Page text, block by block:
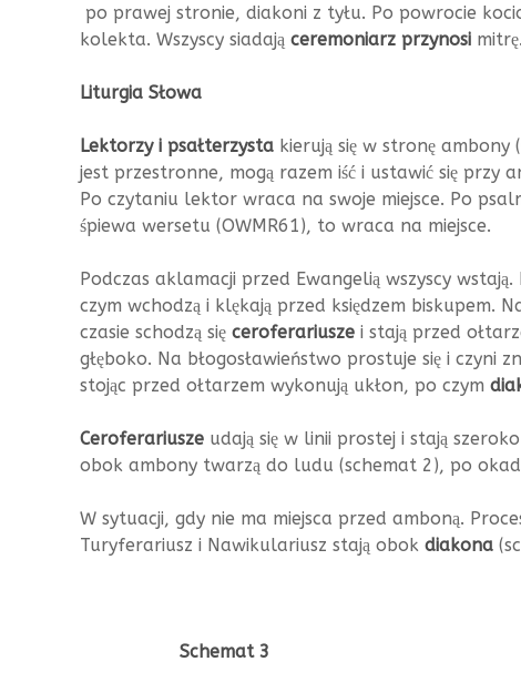
po prawej stronie, diakoni z tyłu. Po powrocie
kolekta. Wszyscy siadają ceremoniarz przynosi mitrę.
Liturgia Słowa
Lektorzy i psałterzysta kierują się w stronę ambony
jest przestronne, mogą razem iść i ustawić się przy
Po czytaniu lektor wraca na swoje miejsce. Po
śpiewa wersetu (OWMR61), to wraca na miejsce.
Podczas aklamacji przed Ewangelią wszyscy
czym wchodzą i klękają przed księdzem biskupem.
czasie schodzą się ceroferariusze i stają przed
głęboko. Na błogosławieństwo prostuje się i czyni
stojąc przed ołtarzem wykonują ukłon, po czym
Ceroferariusze udają się w linii prostej i stają
obok ambony twarzą do ludu (schemat 2), po
W sytuacji, gdy nie ma miejsca przed amboną.
Turyferariusz i Nawikulariusz stają obok diakona
Schemat 3